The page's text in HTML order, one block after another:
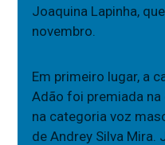
Joaquina Lapinha,
novembro.
Em primeiro lugar, a
Adão foi premiada
na categoria voz
de Andrey Silva Mira.